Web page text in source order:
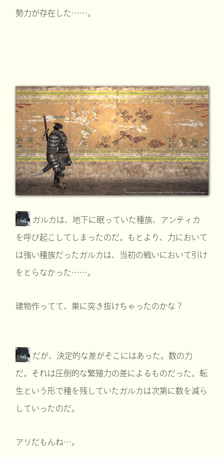
勢力が存在した……。
ガルカは、地下に眠っていた種族、アンティカ
を呼び起こしてしまったのだ。もとより、力において
は強い種族だったガルカは、当初の戦いにおいて引け
をとらなかった……。
建物作ってて、巣に突き抜けちゃったのかな？
だが、決定的な差がそこにはあった。数の力
だ。それは圧倒的な繁殖力の差によるものだった。転
生という形で種を残していたガルカは次第に数を減ら
していったのだ。
アリだもんね…。